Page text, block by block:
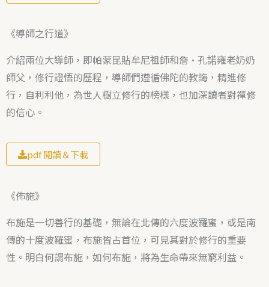
《導師之行道》
介紹兩位大導師，即帕蒙昆貼牟尼祖師和詹·孔諾雍老奶奶
師父 ，修行證悟的歷程，導師們遵循佛陀的教誨，精進修
行，自利利他，為世人樹立修行的榜樣，也加深讀者對禪修
的信心。
pdf 閱讀＆下載
《佈施》
布施是一切善行的基礎，無論在北傳的六度波羅蜜，或是南
傳的十度波羅蜜，布施皆占首位，可見其對於修行的重要
性。明白何謂布施，如何布施，將為生命帶來無窮利益。